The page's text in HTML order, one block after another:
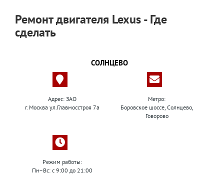
Ремонт двигателя Lexus - Где
сделать
СОЛНЦЕВО
Адрес: ЗАО
г. Москва ул.Главмосстроя 7а
Метро:
Боровское шоссе, Солнцево,
Говорово
Режим работы:
Пн–Вс: с 9:00 до 21:00